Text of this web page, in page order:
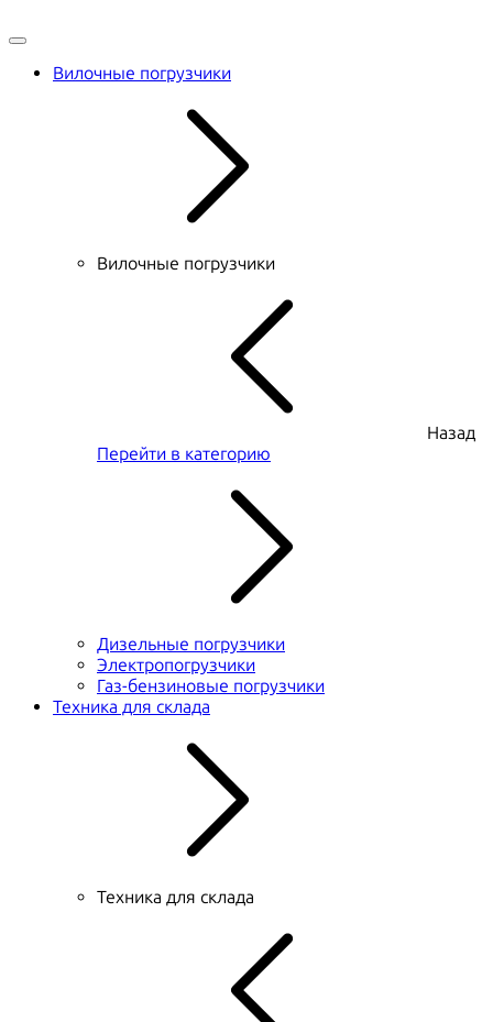
Вилочные погрузчики
Вилочные погрузчики
Назад
Перейти в категорию
Дизельные погрузчики
Электропогрузчики
Газ-бензиновые погрузчики
Техника для склада
Техника для склада